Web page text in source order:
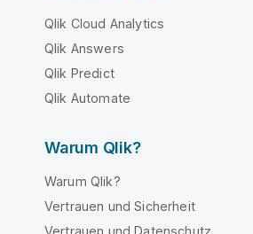
Qlik Cloud Analytics
Qlik Answers
Qlik Predict
Qlik Automate
Warum Qlik?
Warum Qlik?
Vertrauen und Sicherheit
Vertrauen und Datenschutz